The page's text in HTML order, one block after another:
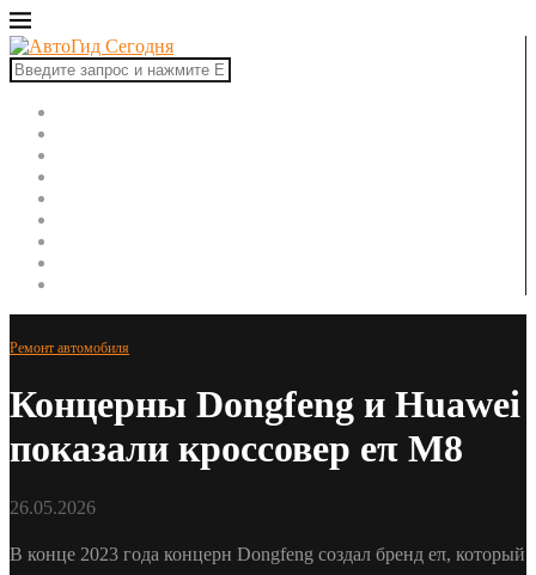
Ремонт автомобиля
Концерны Dongfeng и Huawei
показали кроссовер eπ M8
26.05.2026
В конце 2023 года концерн Dongfeng создал бренд eπ, который